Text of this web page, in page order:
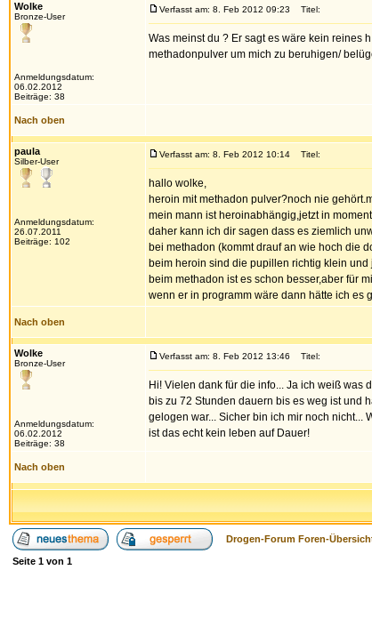
Wolke
Bronze-User
Anmeldungsdatum:
06.02.2012
Beiträge: 38
Verfasst am: 8. Feb 2012 09:23 Titel:
Was meinst du ? Er sagt es wäre kein reines
methadonpulver um mich zu beruhigen/
Nach oben
paula
Silber-User
Anmeldungsdatum:
26.07.2011
Beiträge: 102
Verfasst am: 8. Feb 2012 10:14 Titel:
hallo wolke,
heroin mit methadon pulver?noch nie
mein mann ist heroinabhängig,jetzt in
daher kann ich dir sagen dass es ziemlich
bei methadon (kommt drauf an wie hoch die
beim heroin sind die pupillen richtig klein
beim methadon ist es schon besser,aber für
wenn er in programm wäre dann hätte ich es
Nach oben
Wolke
Bronze-User
Anmeldungsdatum:
06.02.2012
Beiträge: 38
Verfasst am: 8. Feb 2012 13:46 Titel:
Hi! Vielen dank für die info... Ja ich weiß was
bis zu 72 Stunden dauern bis es weg ist und
gelogen war... Sicher bin ich mir noch nicht...
ist das echt kein leben auf Dauer!
Nach oben
Drogen-Forum Foren-
Seite 1 von 1